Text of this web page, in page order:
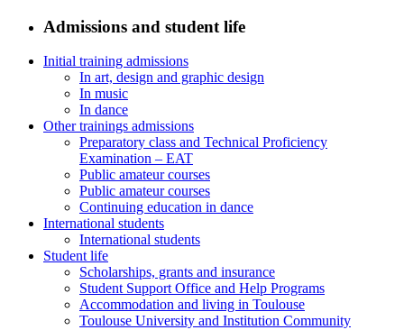
Admissions and student life
Initial training admissions
In art, design and graphic design
In music
In dance
Other trainings admissions
Preparatory class and Technical Proficiency
Examination – EAT
Public amateur courses
Public amateur courses
Continuing education in dance
International students
International students
Student life
Scholarships, grants and insurance
Student Support Office and Help Programs
Accommodation and living in Toulouse
Toulouse University and Institution Community